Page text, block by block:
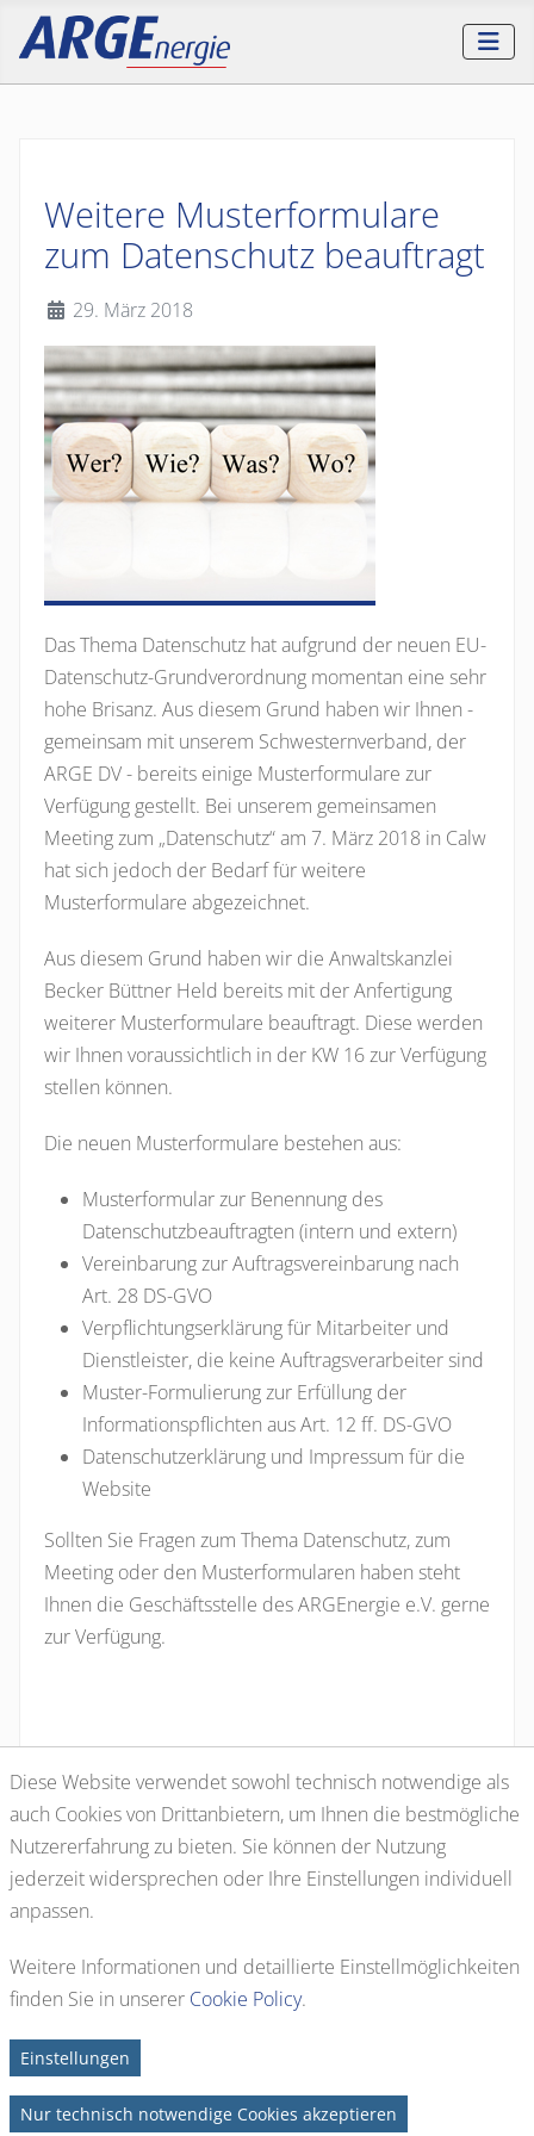
Diese Website verwendet sowohl technisch notwendige als
auch Cookies von Drittanbietern, um Ihnen die bestmögliche
Nutzererfahrung zu bieten. Sie können der Nutzung
jederzeit widersprechen oder Ihre Einstellungen individuell
anpassen.
Weitere Informationen und detaillierte Einstellmöglichkeiten
finden Sie in unserer Cookie Policy.
Weitere Musterformulare
zum Datenschutz beauftragt
Details29. März 2018
Das Thema Datenschutz hat aufgrund der neuen EU-
Datenschutz-Grundverordnung momentan eine sehr
hohe Brisanz. Aus diesem Grund haben wir Ihnen -
gemeinsam mit unserem Schwesternverband, der
ARGE DV - bereits einige Musterformulare zur
Verfügung gestellt. Bei unserem gemeinsamen
Meeting zum „Datenschutz“ am 7. März 2018 in Calw
hat sich jedoch der Bedarf für weitere
Musterformulare abgezeichnet.
Aus diesem Grund haben wir die Anwaltskanzlei
Becker Büttner Held bereits mit der Anfertigung
weiterer Musterformulare beauftragt. Diese werden
wir Ihnen voraussichtlich in der KW 16 zur Verfügung
stellen können.
Die neuen Musterformulare bestehen aus:
Musterformular zur Benennung des
Datenschutzbeauftragten (intern und extern)
Vereinbarung zur Auftragsvereinbarung nach
Art. 28 DS-GVO
Verpflichtungserklärung für Mitarbeiter und
Dienstleister, die keine Auftragsverarbeiter sind
Muster-Formulierung zur Erfüllung der
Informationspflichten aus Art. 12 ff. DS-GVO
Datenschutzerklärung und Impressum für die
Website
Sollten Sie Fragen zum Thema Datenschutz, zum
Meeting oder den Musterformularen haben steht
Ihnen die Geschäftsstelle des ARGEnergie e.V. gerne
zur Verfügung.
Zurück zur Startseite
Kontakt
Seite durchsuchen...